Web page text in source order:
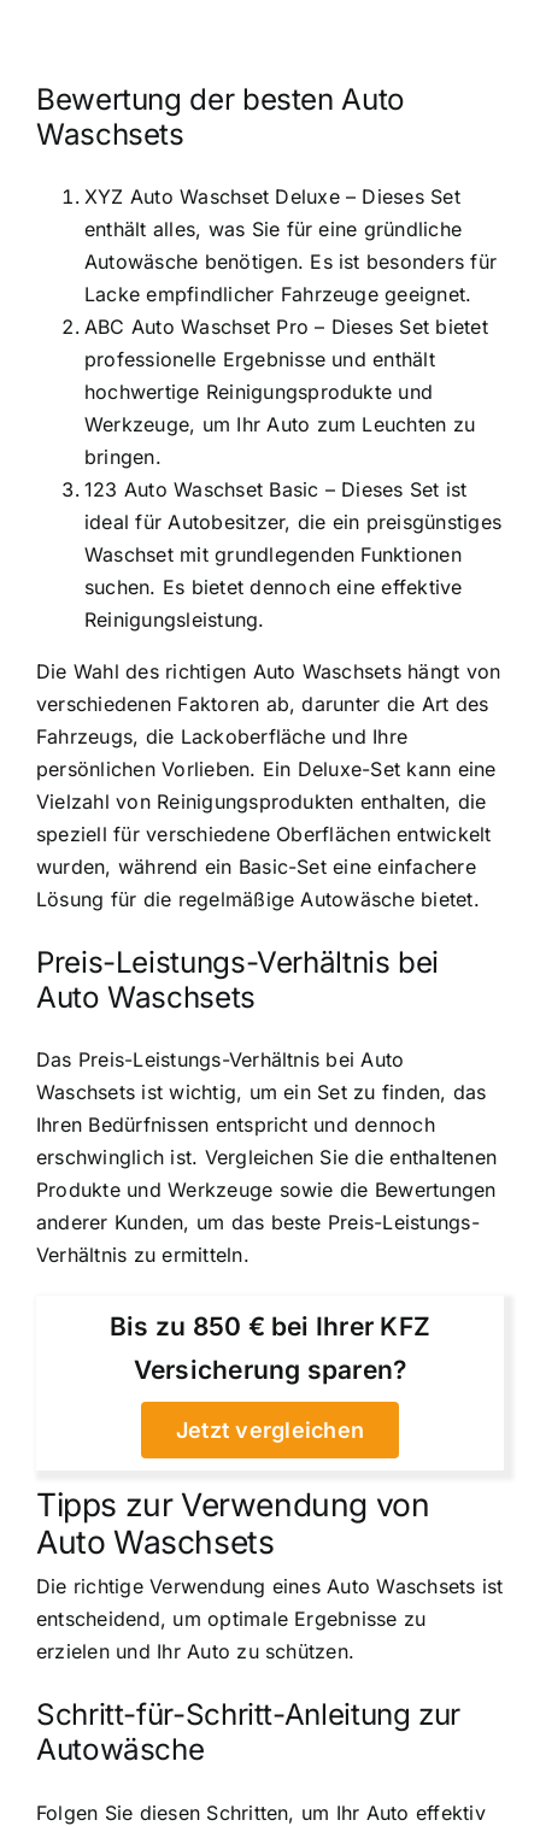
Bewertung der besten Auto
Waschsets
XYZ Auto Waschset Deluxe – Dieses Set
enthält alles, was Sie für eine gründliche
Autowäsche benötigen. Es ist besonders für
Lacke empfindlicher Fahrzeuge geeignet.
ABC Auto Waschset Pro – Dieses Set bietet
professionelle Ergebnisse und enthält
hochwertige Reinigungsprodukte und
Werkzeuge, um Ihr Auto zum Leuchten zu
bringen.
123 Auto Waschset Basic – Dieses Set ist
ideal für Autobesitzer, die ein preisgünstiges
Waschset mit grundlegenden Funktionen
suchen. Es bietet dennoch eine effektive
Reinigungsleistung.
Die Wahl des richtigen Auto Waschsets hängt von
verschiedenen Faktoren ab, darunter die Art des
Fahrzeugs, die Lackoberfläche und Ihre
persönlichen Vorlieben. Ein Deluxe-Set kann eine
Vielzahl von Reinigungsprodukten enthalten, die
speziell für verschiedene Oberflächen entwickelt
wurden, während ein Basic-Set eine einfachere
Lösung für die regelmäßige Autowäsche bietet.
Preis-Leistungs-Verhältnis bei
Auto Waschsets
Das Preis-Leistungs-Verhältnis bei Auto
Waschsets ist wichtig, um ein Set zu finden, das
Ihren Bedürfnissen entspricht und dennoch
erschwinglich ist. Vergleichen Sie die enthaltenen
Produkte und Werkzeuge sowie die Bewertungen
anderer Kunden, um das beste Preis-Leistungs-
Verhältnis zu ermitteln.
Bis zu 850 € bei Ihrer KFZ
Versicherung sparen?
Jetzt vergleichen
Tipps zur Verwendung von
Auto Waschsets
Die richtige Verwendung eines Auto Waschsets ist
entscheidend, um optimale Ergebnisse zu
erzielen und Ihr Auto zu schützen.
Schritt-für-Schritt-Anleitung zur
Autowäsche
Folgen Sie diesen Schritten, um Ihr Auto effektiv